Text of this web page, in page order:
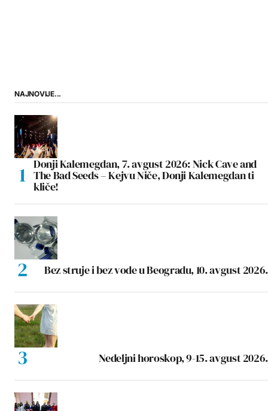
NAJNOVIJE...
Donji Kalemegdan, 7. avgust 2026: Nick Cave and
The Bad Seeds – Kejvu Niče, Donji Kalemegdan ti
kliče!
Bez struje i bez vode u Beogradu, 10. avgust 2026.
Nedeljni horoskop, 9-15. avgust 2026.